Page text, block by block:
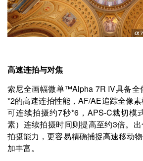
高速连拍与对焦
索尼全画幅微单™Alpha 7R IV具备全
*2的高速连拍性能，AF/AE追踪全像素
可连续拍摄约7秒*6，APS-C裁切模
素）连续拍摄时间则提高至约3倍。
拍摄能力，更容易精确捕捉高速移动
加丰富。